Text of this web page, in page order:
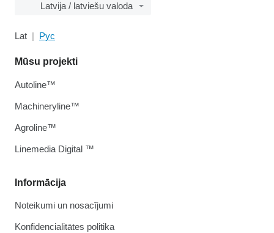
Latvija / latviešu valoda
Lat Рус
Informācija
Noteikumi un nosacījumi
Konfidencialitātes politika
Mūsu projekti
Autoline™
Machineryline™
Agroline™
Linemedia Digital ™